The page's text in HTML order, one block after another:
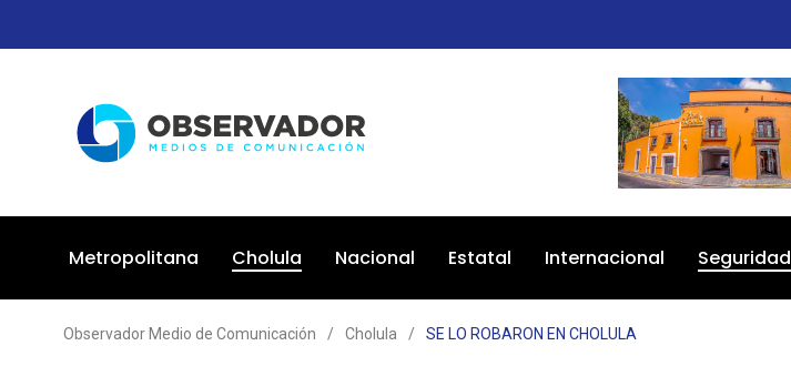
Metropolitana Cholula Nacional Estatal Internacional Seguridad
Observador Medio de Comunicación / Cholula / SE LO ROBARON EN CHOLULA